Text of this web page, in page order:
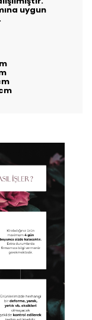
uygun